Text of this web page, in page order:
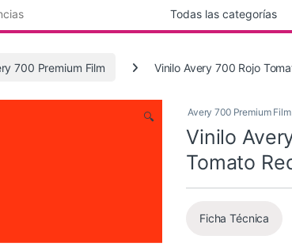
700 Premium Film Vinilo Avery 700 Rojo
🔍 Avery 700 Premium Film
Vinilo
Tomato
Ficha Técnica